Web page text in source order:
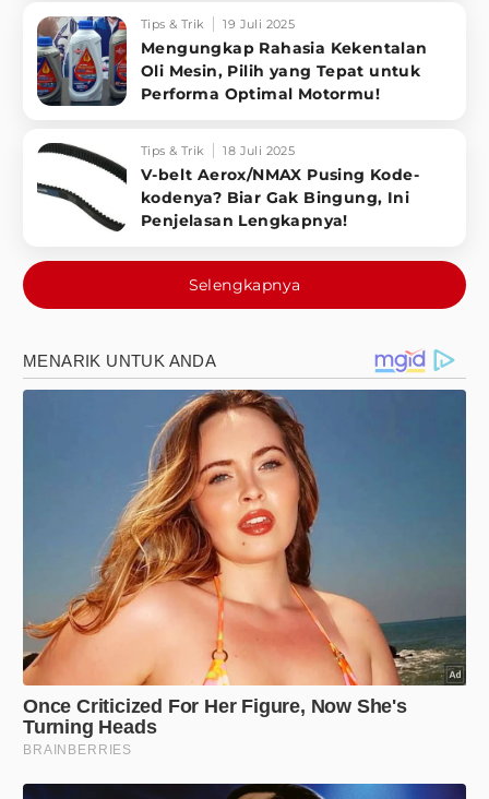
Tips & Trik 19 Juli 2025
Mengungkap Rahasia Kekentalan
Oli Mesin, Pilih yang Tepat untuk
Performa Optimal Motormu!
Tips & Trik 18 Juli 2025
V-belt Aerox/NMAX Pusing Kode-
kodenya? Biar Gak Bingung, Ini
Penjelasan Lengkapnya!
Selengkapnya